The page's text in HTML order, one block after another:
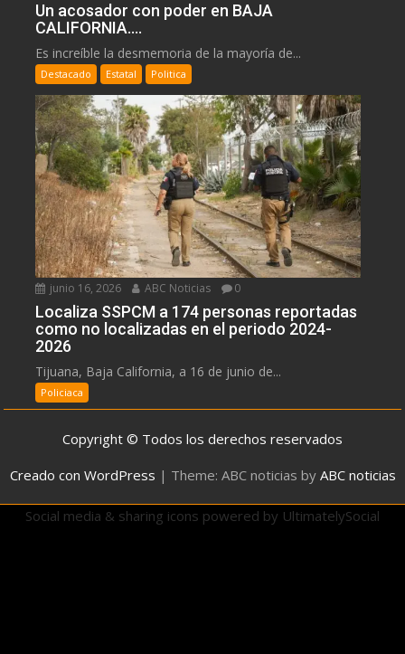
Un acosador con poder en BAJA
CALIFORNIA….
Es increíble la desmemoria de la mayoría de...
Destacado Estatal Politica
junio 16, 2026 ABC Noticias 0
Localiza SSPCM a 174 personas reportadas
como no localizadas en el periodo 2024-
2026
Tijuana, Baja California, a 16 de junio de...
Policiaca
Copyright © Todos los derechos reservados
Creado con WordPress | Theme: ABC noticias by ABC noticias
Social media & sharing icons powered by UltimatelySocial